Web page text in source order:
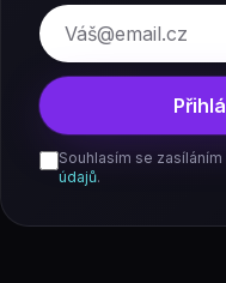
E-mail
Souhlasím se
údajů.